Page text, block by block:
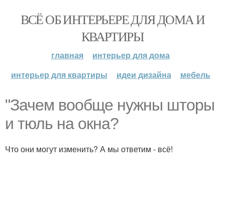
ВСЁ ОБ ИНТЕРЬЕРЕ ДЛЯ ДОМА И
КВАРТИРЫ
главная
интерьер для дома
интерьер для квартиры
идеи дизайна мебель
"Зачем вообще нужны шторы
и тюль на окна?
Что они могут изменить? А мы ответим - всё!